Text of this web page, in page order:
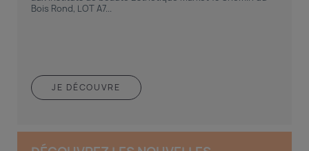
Bois Rond, LOT A7...
JE DÉCOUVRE